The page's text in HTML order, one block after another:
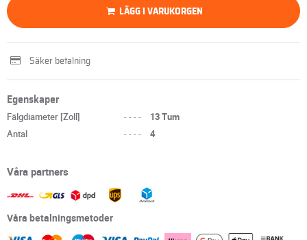
LÄGG I VARUKORGEN
Säker betalning
Egenskaper
Fälgdiameter [Zoll] ----
13 Tum
Antal
---- 4
Våra partners
Våra betalningsmetoder